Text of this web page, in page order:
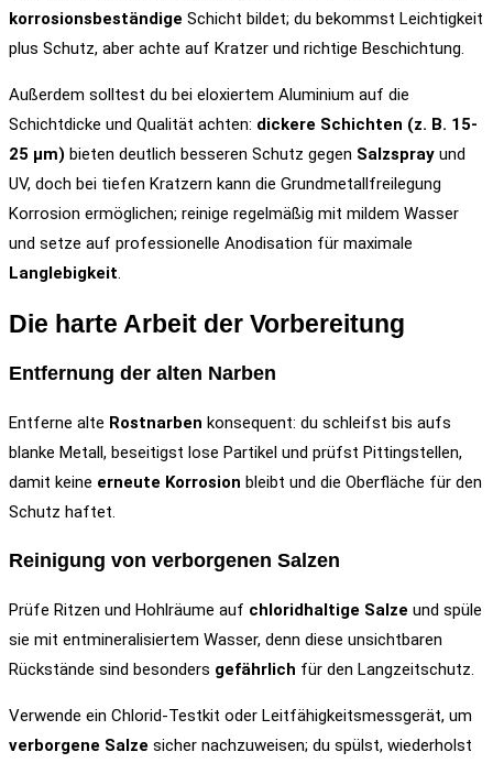
korrosionsbeständige Schicht bildet; du bekommst Leichtigkeit
plus Schutz, aber achte auf Kratzer und richtige Beschichtung.
Außerdem solltest du bei eloxiertem Aluminium auf die
Schichtdicke und Qualität achten: dickere Schichten (z. B. 15-
25 µm) bieten deutlich besseren Schutz gegen Salzspray und
UV, doch bei tiefen Kratzern kann die Grundmetallfreilegung
Korrosion ermöglichen; reinige regelmäßig mit mildem Wasser
und setze auf professionelle Anodisation für maximale
Langlebigkeit.
Die harte Arbeit der Vorbereitung
Entfernung der alten Narben
Entferne alte Rostnarben konsequent: du schleifst bis aufs
blanke Metall, beseitigst lose Partikel und prüfst Pittingstellen,
damit keine erneute Korrosion bleibt und die Oberfläche für den
Schutz haftet.
Reinigung von verborgenen Salzen
Prüfe Ritzen und Hohlräume auf chloridhaltige Salze und spüle
sie mit entmineralisiertem Wasser, denn diese unsichtbaren
Rückstände sind besonders gefährlich für den Langzeitschutz.
Verwende ein Chlorid-Testkit oder Leitfähigkeitsmessgerät, um
verborgene Salze sicher nachzuweisen; du spülst, wiederholst